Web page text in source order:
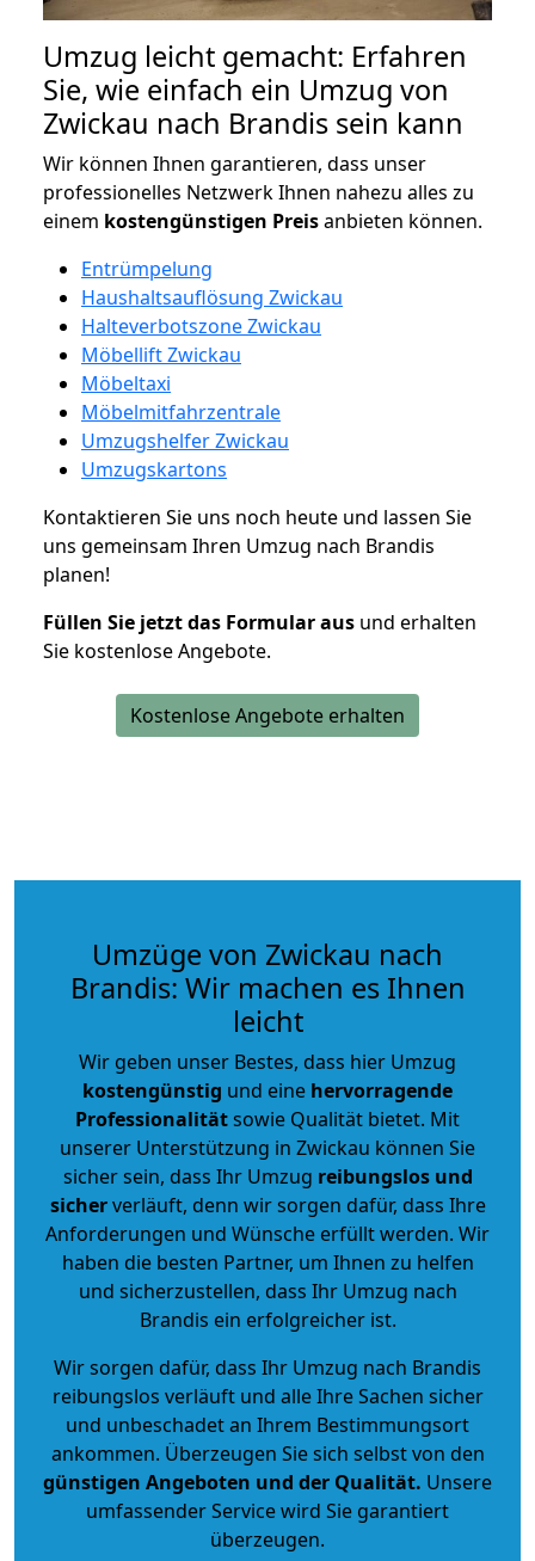
Umzug leicht gemacht: Erfahren
Sie, wie einfach ein Umzug von
Zwickau nach Brandis sein kann
Wir können Ihnen garantieren, dass unser
professionelles Netzwerk Ihnen nahezu alles zu
einem kostengünstigen Preisanbieten können.
Entrümpelung
Haushaltsauflösung Zwickau
Halteverbotszone Zwickau
Möbellift Zwickau
Möbeltaxi
Möbelmitfahrzentrale
Umzugshelfer Zwickau
Umzugskartons
Kontaktieren Sie uns noch heute und lassen Sie
uns gemeinsam Ihren Umzug nach Brandis
planen!
Füllen Sie jetzt das Formular aus und erhalten
Sie kostenlose Angebote.
Kostenlose Angebote erhalten
Umzüge von Zwickau nach
Brandis: Wir machen es Ihnen
leicht
Wir geben unser Bestes, dass hier Umzug
kostengünstig und eine hervorragende
Professionalitätsowie Qualität bietet. Mit
unserer Unterstützung in Zwickau können Sie
sicher sein, dass Ihr Umzug reibungslos und
sicherverläuft, denn wir sorgen dafür, dass Ihre
Anforderungen und Wünsche erfüllt werden. Wir
haben die besten Partner, um Ihnen zu helfen
und sicherzustellen, dass Ihr Umzug nach
Brandis ein erfolgreicher ist.
Wir sorgen dafür, dass Ihr Umzug nach Brandis
reibungslos verläuft und alle Ihre Sachen sicher
und unbeschadet an Ihrem Bestimmungsort
ankommen. Überzeugen Sie sich selbst von den
günstigen Angeboten und der Qualität. Unsere
umfassender Service wird Sie garantiert
überzeugen.